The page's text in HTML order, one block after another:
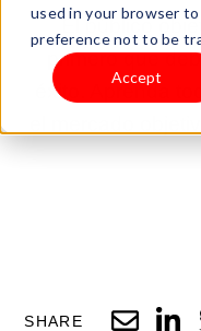
used in your browser
preference not to be
Accept
El público
primero que
éxito. Aprenda
el mercado
SHARE